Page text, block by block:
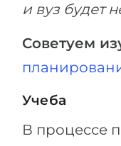
и вуз будет
Советуем
Учеба
В процессе